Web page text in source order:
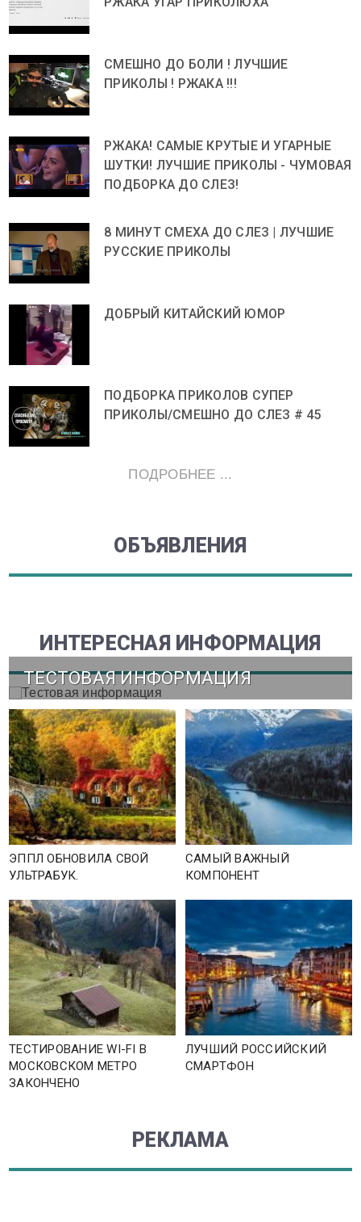
СМЕШНО ДО БОЛИ ! ЛУЧШИЕ
ПРИКОЛЫ ! РЖАКА !!!
РЖАКА! САМЫЕ КРУТЫЕ И УГАРНЫЕ
ШУТКИ! ЛУЧШИЕ ПРИКОЛЫ - ЧУМОВАЯ
ПОДБОРКА ДО СЛЕЗ!
8 МИНУТ СМЕХА ДО СЛЕЗ | ЛУЧШИЕ
РУССКИЕ ПРИКОЛЫ
ДОБРЫЙ КИТАЙСКИЙ ЮМОР
ПОДБОРКА ПРИКОЛОВ СУПЕР
ПРИКОЛЫ/СМЕШНО ДО СЛЕЗ # 45
ПОДРОБНЕЕ ...
ОБЪЯВЛЕНИЯ
ИНТЕРЕСНАЯ ИНФОРМАЦИЯ
ТЕСТОВАЯ ИНФОРМАЦИЯ
ЭППЛ ОБНОВИЛА СВОЙ
УЛЬТРАБУК.
САМЫЙ ВАЖНЫЙ
КОМПОНЕНТ
ТЕСТИРОВАНИЕ WI-FI В
МОСКОВСКОМ МЕТРО
ЗАКОНЧЕНО
ЛУЧШИЙ РОССИЙСКИЙ
СМАРТФОН
РЕКЛАМА